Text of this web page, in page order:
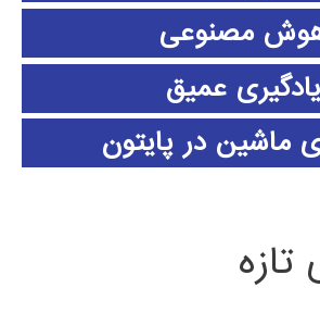
مصنوعی
یادگیری عمیق
ماشین در پایتون